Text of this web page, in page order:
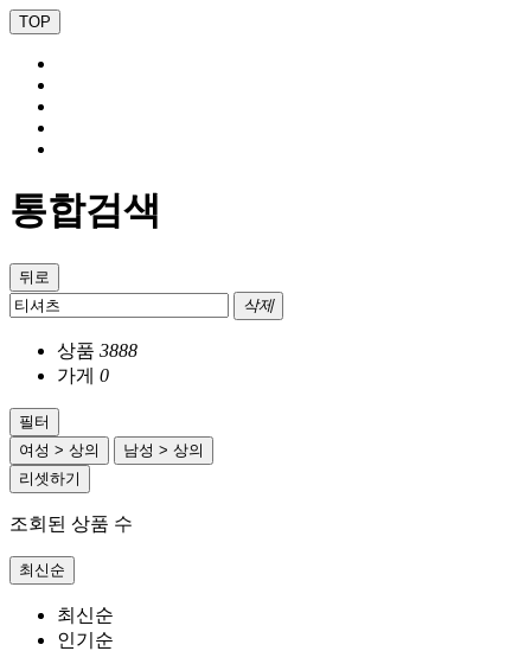
TOP
통합검색
뒤로
삭제
상품 3888
가게 0
필터
여성 > 상의
남성 > 상의
리셋하기
조회된 상품 수
최신순
최신순
인기순